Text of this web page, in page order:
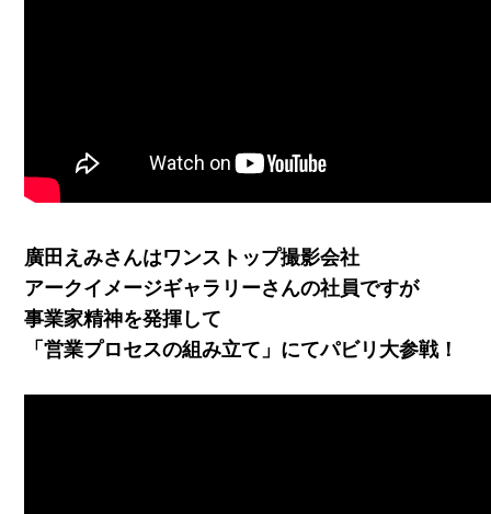
廣田えみさんはワンストップ撮影会社
アークイメージギャラリーさんの社員ですが
事業家精神を発揮して
「営業プロセスの組み立て」にてパビリ大参戦！